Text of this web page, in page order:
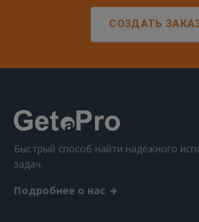
СОЗДАТЬ
Быстрый способ найти надежного
задач.
Подробнее о нас